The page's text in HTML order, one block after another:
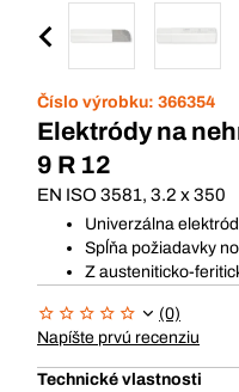
Číslo výrobku: 366354
Elektródy na
9 R 12
EN ISO 3581, 3.2 x 350
Univerzálna
Spĺňa požiadavky
Z austeniticko-
(0)
Napíšte prvú recenziu
Technické vlastnosti